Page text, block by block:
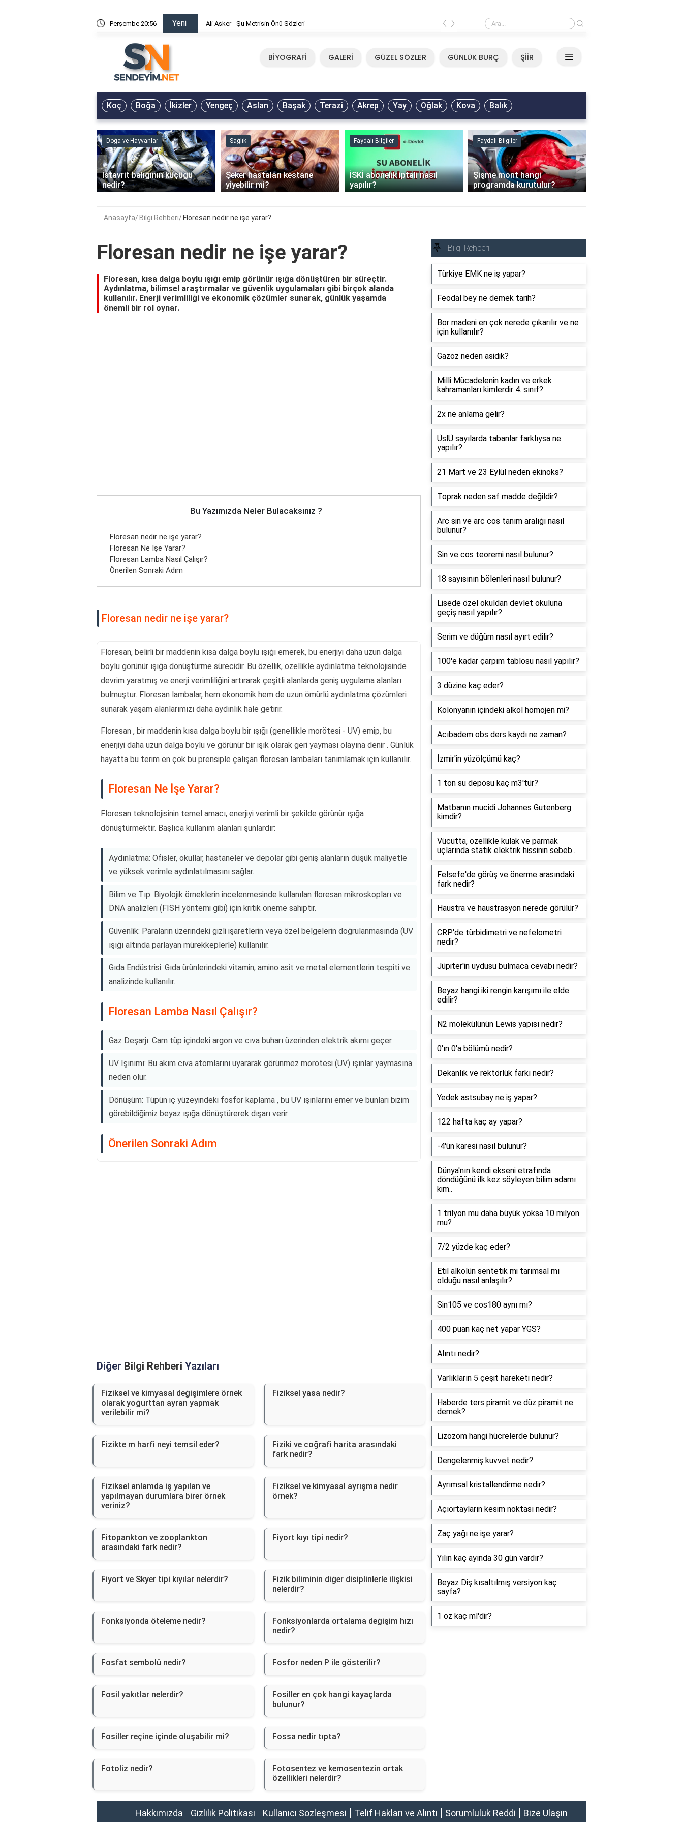
Perşembe 20:56 Yeni Ali Asker - Şu Metrisin Önü Sözleri Mirkelam - Tavla Sözleri
‹ ›
BİYOGRAFİ GALERİ GÜZEL SÖZLER GÜNLÜK BURÇ ŞİİR
Koç Boğa İkizler Yengeç Aslan Başak Terazi Akrep Yay Oğlak Kova Balık
Doğa ve Hayvanlar
İstavrit balığının küçüğü
nedir?
Sağlık
Şeker hastaları kestane
yiyebilir mi?
Faydalı Bilgiler
İSKİ abonelik iptali nasıl
yapılır?
Faydalı Bilgiler
Şişme mont hangi
programda kurutulur?
‹ ›
Anasayfa Bilgi Rehberi Floresan nedir ne işe yarar?
Floresan nedir ne işe yarar?
Floresan, kısa dalga boylu ışığı emip görünür ışığa dönüştüren bir süreçtir.
Aydınlatma, bilimsel araştırmalar ve güvenlik uygulamaları gibi birçok alanda
kullanılır. Enerji verimliliği ve ekonomik çözümler sunarak, günlük yaşamda
önemli bir rol oynar.
Bu Yazımızda Neler Bulacaksınız ?
Floresan nedir ne işe yarar?
Floresan Ne İşe Yarar?
Floresan Lamba Nasıl Çalışır?
Önerilen Sonraki Adım
Floresan nedir ne işe yarar?
Floresan, belirli bir maddenin kısa dalga boylu ışığı emerek, bu enerjiyi daha uzun dalga
boylu görünür ışığa dönüştürme sürecidir. Bu özellik, özellikle aydınlatma teknolojisinde
devrim yaratmış ve enerji verimliliğini artırarak çeşitli alanlarda geniş uygulama alanları
bulmuştur. Floresan lambalar, hem ekonomik hem de uzun ömürlü aydınlatma çözümleri
sunarak yaşam alanlarımızı daha aydınlık hale getirir.
Floresan , bir maddenin kısa dalga boylu bir ışığı (genellikle morötesi - UV) emip, bu
enerjiyi daha uzun dalga boylu ve görünür bir ışık olarak geri yayması olayına denir . Günlük
hayatta bu terim en çok bu prensiple çalışan floresan lambaları tanımlamak için kullanılır.
Floresan Ne İşe Yarar?
Floresan teknolojisinin temel amacı, enerjiyi verimli bir şekilde görünür ışığa
dönüştürmektir. Başlıca kullanım alanları şunlardır:
Aydınlatma: Ofisler, okullar, hastaneler ve depolar gibi geniş alanların düşük maliyetle
ve yüksek verimle aydınlatılmasını sağlar.
Bilim ve Tıp: Biyolojik örneklerin incelenmesinde kullanılan floresan mikroskopları ve
DNA analizleri (FISH yöntemi gibi) için kritik öneme sahiptir.
Güvenlik: Paraların üzerindeki gizli işaretlerin veya özel belgelerin doğrulanmasında (UV
ışığı altında parlayan mürekkeplerle) kullanılır.
Gıda Endüstrisi: Gıda ürünlerindeki vitamin, amino asit ve metal elementlerin tespiti ve
analizinde kullanılır.
Floresan Lamba Nasıl Çalışır?
Gaz Deşarjı: Cam tüp içindeki argon ve cıva buharı üzerinden elektrik akımı geçer.
UV Işınımı: Bu akım cıva atomlarını uyararak görünmez morötesi (UV) ışınlar yaymasına
neden olur.
Dönüşüm: Tüpün iç yüzeyindeki fosfor kaplama , bu UV ışınlarını emer ve bunları bizim
görebildiğimiz beyaz ışığa dönüştürerek dışarı verir.
Önerilen Sonraki Adım
Diğer Bilgi Rehberi Yazıları
Fiziksel ve kimyasal değişimlere örnek
olarak yoğurttan ayran yapmak
verilebilir mi?
Fiziksel yasa nedir?
Fizikte m harfi neyi temsil eder?
Fiziki ve coğrafi harita arasındaki
fark nedir?
Fiziksel anlamda iş yapılan ve
yapılmayan durumlara birer örnek
veriniz?
Fiziksel ve kimyasal ayrışma nedir
örnek?
Fitopankton ve zooplankton
arasındaki fark nedir?
Fiyort kıyı tipi nedir?
Fiyort ve Skyer tipi kıyılar nelerdir?
Fizik biliminin diğer disiplinlerle ilişkisi
nelerdir?
Fonksiyonda öteleme nedir?
Fonksiyonlarda ortalama değişim hızı
nedir?
Fosfat sembolü nedir? Fosfor neden P ile gösterilir?
Fosil yakıtlar nelerdir?
Fosiller en çok hangi kayaçlarda
bulunur?
Fosiller reçine içinde oluşabilir mi? Fossa nedir tıpta?
Fotoliz nedir?
Fotosentez ve kemosentezin ortak
özellikleri nelerdir?
Bilgi Rehberi
Türkiye EMK ne iş yapar?
Feodal bey ne demek tarih?
Bor madeni en çok nerede çıkarılır ve ne
için kullanılır?
Gazoz neden asidik?
Milli Mücadelenin kadın ve erkek
kahramanları kimlerdir 4. sınıf?
2x ne anlama gelir?
ÜslÜ sayılarda tabanlar farklıysa ne
yapılır?
21 Mart ve 23 Eylül neden ekinoks?
Toprak neden saf madde değildir?
Arc sin ve arc cos tanım aralığı nasıl
bulunur?
Sin ve cos teoremi nasıl bulunur?
18 sayısının bölenleri nasıl bulunur?
Lisede özel okuldan devlet okuluna
geçiş nasıl yapılır?
Serim ve düğüm nasıl ayırt edilir?
100'e kadar çarpım tablosu nasıl yapılır?
3 düzine kaç eder?
Kolonyanın içindeki alkol homojen mi?
Acıbadem obs ders kaydı ne zaman?
İzmir'in yüzölçümü kaç?
1 ton su deposu kaç m3'tür?
Matbanın mucidi Johannes Gutenberg
kimdir?
Vücutta, özellikle kulak ve parmak
uçlarında statik elektrik hissinin sebeb..
Felsefe'de görüş ve önerme arasındaki
fark nedir?
Haustra ve haustrasyon nerede görülür?
CRP'de türbidimetri ve nefelometri
nedir?
Jüpiter'in uydusu bulmaca cevabı nedir?
Beyaz hangi iki rengin karışımı ile elde
edilir?
N2 molekülünün Lewis yapısı nedir?
0'ın 0'a bölümü nedir?
Dekanlık ve rektörlük farkı nedir?
Yedek astsubay ne iş yapar?
122 hafta kaç ay yapar?
-4'ün karesi nasıl bulunur?
Dünya'nın kendi ekseni etrafında
döndüğünü ilk kez söyleyen bilim adamı
kim..
1 trilyon mu daha büyük yoksa 10 milyon
mu?
7/2 yüzde kaç eder?
Etil alkolün sentetik mi tarımsal mı
olduğu nasıl anlaşılır?
Sin105 ve cos180 aynı mı?
400 puan kaç net yapar YGS?
Alıntı nedir?
Varlıkların 5 çeşit hareketi nedir?
Haberde ters piramit ve düz piramit ne
demek?
Lizozom hangi hücrelerde bulunur?
Dengelenmiş kuvvet nedir?
Ayrımsal kristallendirme nedir?
Açıortayların kesim noktası nedir?
Zaç yağı ne işe yarar?
Yılın kaç ayında 30 gün vardır?
Beyaz Diş kısaltılmış versiyon kaç
sayfa?
1 oz kaç ml'dir?
Hakkımızda Gizlilik Politikası Kullanıcı Sözleşmesi Telif Hakları ve Alıntı Sorumluluk Reddi Bize Ulaşın